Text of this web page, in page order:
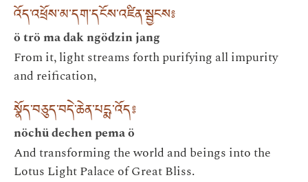
འོད་འཕྲོས་མ་དག་དངོས་འཛིན་སྦྱངས༔
ö trö ma dak ngödzin jang
From it, light streams forth purifying all impurity
and reification,
སྣོད་བཅུད་བདེ་ཆེན་པདྨ་འོད༔
nöchü dechen pema ö
And transforming the world and beings into the
Lotus Light Palace of Great Bliss.